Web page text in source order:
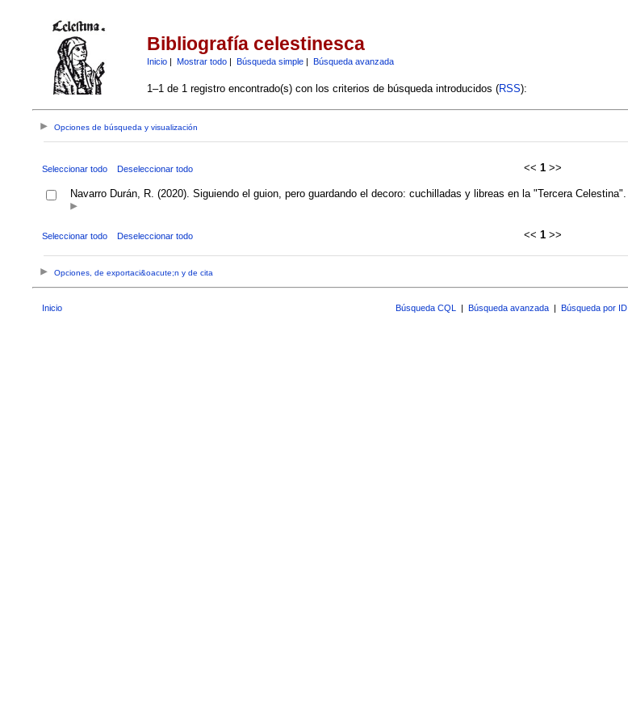
Bibliografía celestinesca
Inicio| Mostrar todo| Búsqueda simple| Búsqueda avanzada
1–1 de 1 registro encontrado(s) con los criterios de búsqueda introducidos (RSS):
Opciones de búsqueda y visualización
Seleccionar todo Deseleccionar todo << 1>>
Navarro Durán, R. (2020). Siguiendo el guion, pero guardando el decoro: cuchilladas y libreas en la "Tercera Celestina".
Seleccionar todo Deseleccionar todo << 1>>
Opciones, de exportaci&oacute;n y de cita
Inicio Búsqueda CQL | Búsqueda avanzada | Búsqueda por ID